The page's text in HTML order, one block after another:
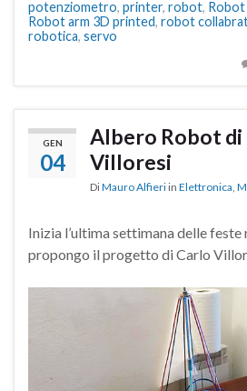
potenziometro, printer, robot, Robot
Robot arm 3D printed, robot
robotica, servo
GEN
04
Albero Robot di
Villoresi
DiMauro Alfieri in Elettronica,
Inizia l’ultima settimana delle feste
propongo il progetto di Carlo